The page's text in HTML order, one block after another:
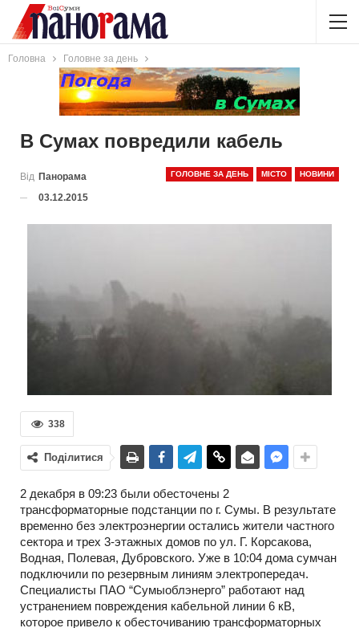
Головна Головне за день
В Сумах повредили кабель
ГОЛОВНЕ ЗА ДЕНЬ МІСТО НОВИНИ
Від Панорама
03.12.2015
338
Поділитися
2 декабря в 09:23 были обесточены 2
трансформаторные подстанции по г. Сумы. В результате
временно без электроэнергии остались жители частного
сектора и трех 3-этажных домов по ул. Г. Корсакова,
Водная, Полевая, Дубровского. Уже в 10:04 дома сумчан
подключили по резервным линиям электропередач.
Специалисты ПАО “Сумыоблэнерго” работают над
устранением повреждения кабельной линии 6 кВ,
которое привело к обесточиванию трансформаторных